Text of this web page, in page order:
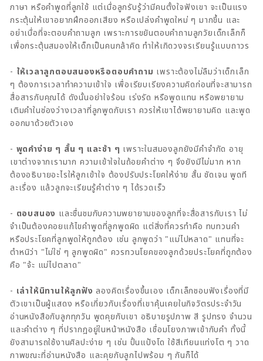
ภาษา หรือคำพูดที่ลูกใช้ แต่เมื่อลูกรับรู้ว่ามีคนตั้งใจฟังเขา จะเป็นแรง
กระตุ้นให้เขาอยากฝึกออกเสียง หรือเปล่งคำพูดใหม่ ๆ มากขึ้น และ
อย่าเบื่อที่จะตอบคำถามลูก เพราะการขยันตอบคำถามลูกวัยเด็กเล็กก็
เพื่อกระตุ้นสมองให้เด็กเป็นคนกล้าคิด ทำให้เกิดวงจรเรียนรู้แบบถาวร
- ให้เวลาลูกตอบสนองหรือตอบคำถาม เพราะต้องไม่ลืมว่าเด็กเล็ก
ๆ ต้องการเวลาทำความเข้าใจ เพื่อเรียบเรียงความคิดก่อนที่จะสามารถ
สื่อสารกับคุณได้ ดังนั้นอย่าใจร้อน เร่งรัด หรือพูดแทน หรือพยายาม
เติมคำในช่องว่างเวลาที่ลูกพูดกับเรา ควรให้เขาได้พยายามคิด และพูด
ออกมาด้วยตัวเอง
- พูดคำง่าย ๆ สั้น ๆ และช้า ๆ เพราะในสมองลูกยังมีคำจำกัด อายุ
เขาต่างจากเรามาก ความเข้าใจในถ้อยคำต่าง ๆ จึงยังมีไม่มาก หาก
ต้องอธิบายอะไรให้ลูกเข้าใจ ต้องปรับประโยคให้ง่าย สั้น ชัดเจน พูดที
ละเรื่อง แล้วลูกจะเรียนรู้คำต่าง ๆ ได้รวดเร็ว
- ตอบสนอง และชื่นชมกับความพยายามของลูกที่จะสื่อสารกับเรา ไม่
จำเป็นต้องคอยแก้ไขคำพูดที่ลูกพูดผิด แต่สิ่งที่ควรทำคือ ทบทวนคำ
หรือประโยคที่ลูกพูดให้ถูกต้อง เช่น ลูกพูดว่า "แม่ไปหลาด" แทนที่จะ
ตำหนิว่า "ไม่ใช่ ๆ ลูกพูดผิด" ควรทวนโยคของลูกด้วยประโยคที่ถูกต้อง
คือ "จ้ะ แม่ไปตลาด"
- เล่าให้นิทานให้ลูกฟัง ลองคิดเรื่องขึ้นเอง เด็กเล็กชอบฟังเรื่องที่มี
ตัวเขาเป็นผู้แสดง หรือเกี่ยวกับเรื่องที่เขาคุ้นเคยในกิจวัตรประจำวัน
อ่านหนังสือกับลูกทุกวัน พูดคุยกับเขา อธิบายรูปภาพ สี รูปทรง จำนวน
และคำต่าง ๆ ที่ปรากฎอยู่ในหน้าหนังสือ เชื่อมโยงภาพเข้ากับคำ ทั้งนี้
ยังสามารถใช้งานศิลปะง่าย ๆ เช่น ปั้นแป้งโด ใช้สีเทียนแท่งโต ๆ วาด
ภาพขณะที่อ่านหนังสือ และคุยกับลูกไปพร้อม ๆ กันก็ได้